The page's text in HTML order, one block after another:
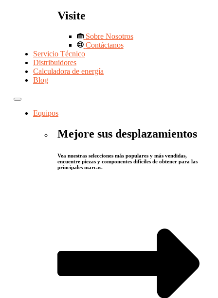
Visite
Sobre Nosotros
Contáctanos
Servicio Técnico
Distribuidores
Calculadora de energía
Blog
Equipos
Mejore sus desplazamientos
Vea nuestras selecciones más populares y más vendidas,
encuentre piezas y componentes difíciles de obtener para las
principales marcas.